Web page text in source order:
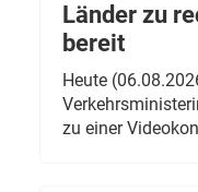
Länder zu
bereit
Heute
zu einer